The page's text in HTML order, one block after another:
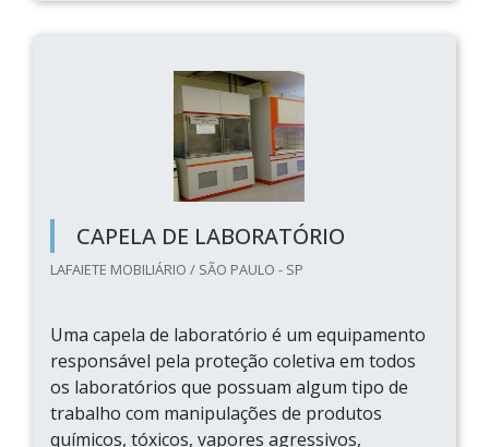
CAPELA DE LABORATÓRIO
LAFAIETE MOBILIÁRIO / SÃO PAULO - SP
Uma capela de laboratório é um equipamento
responsável pela proteção coletiva em todos
os laboratórios que possuam algum tipo de
trabalho com manipulações de produtos
químicos, tóxicos, vapores agressivos,